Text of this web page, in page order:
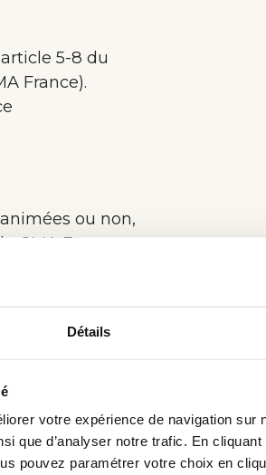
Détails
votre expérience de navigation sur
que d’analyser notre trafic. En
pouvez paramétrer votre choix en
5-8 du
France).
ou non,
CMA France.
par
de CMA
les articles
du logo
être
CMA France. Il
site,
intellectuelle.